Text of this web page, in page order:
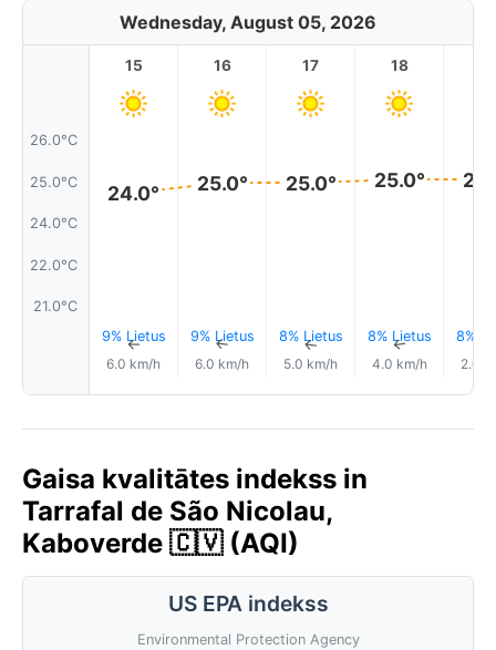
Wednesday, August 05, 2026
26.0°C
25.0°C
24.0°C
22.0°C
21.0°C
15
24.0°
9% Lietus
↑
6.0 km/h
16
25.0°
9% Lietus
↑
6.0 km/h
17
25.0°
8% Lietus
↑
5.0 km/h
18
25.0°
8% Lietus
↑
4.0 km/h
8%
2.0
Gaisa kvalitātes indekss in
Tarrafal de São Nicolau,
Kaboverde 🇨🇻 (AQI)
US EPA indekss
Environmental Protection Agency